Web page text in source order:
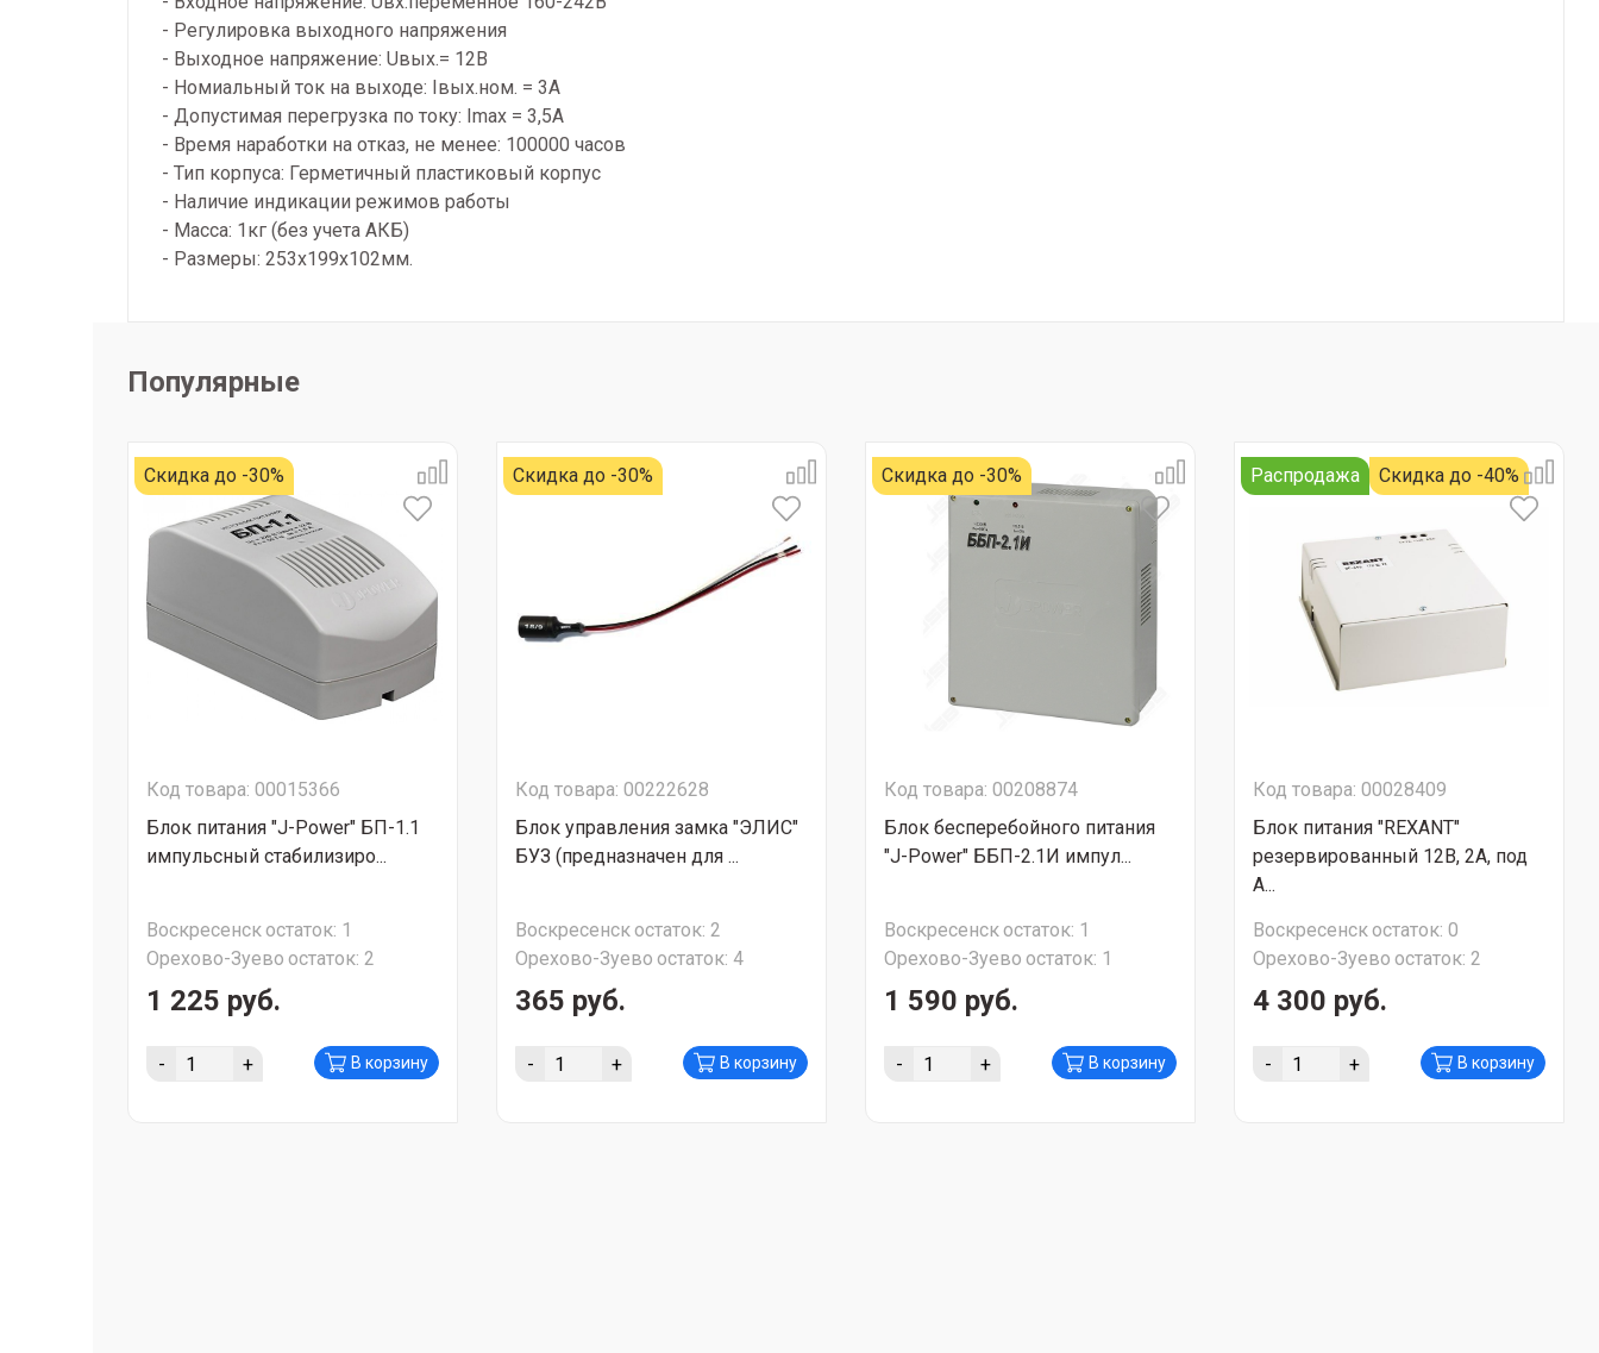
- Регулировка выходного напряжения
- Выходное напряжение: Uвых.= 12B
- Номиальный ток на выходе: Iвых.ном. = 3А
- Допустимая перегрузка по току: Imax = 3,5А
- Время наработки на отказ, не менее: 100000 часов
- Тип корпуса: Герметичный пластиковый корпус
- Наличие индикации режимов работы
- Масса: 1кг (без учета АКБ)
- Размеры: 253х199х102мм.
Популярные
Скидка до -30%
Код товара: 00015366
Блок питания "J-Power" БП-1.1
импульсный стабилизиро...
Воскресенскостаток: 1
Орехово-Зуево остаток: 2
1 225 руб.
- + В корзину
Скидка до -30%
Код товара: 00222628
Блок управления замка "ЭЛИС"
БУЗ (предназначен для ...
Воскресенскостаток: 2
Орехово-Зуево остаток: 4
365 руб.
- + В корзину
Скидка до -30%
Код товара: 00208874
Блок бесперебойного питания
"J-Power" ББП-2.1И импул...
Воскресенскостаток: 1
Орехово-Зуево остаток: 1
1 590 руб.
- + В корзину
Распродажа Скидка до -40%
Код товара: 00028409
Блок питания "REXANT"
резервированный 12В, 2А, под
А...
Воскресенскостаток: 0
Орехово-Зуево остаток: 2
4 300 руб.
- + В корзину